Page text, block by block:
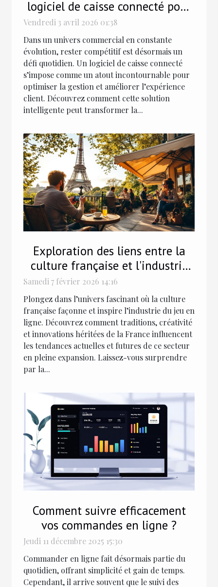
logiciel de caisse connecté pour
votre commerce
Vendredi 3 avril 2026 01:38
Dans un univers commercial en constante
évolution, rester compétitif est désormais un
défi quotidien. Un logiciel de caisse connecté
s’impose comme un atout incontournable pour
optimiser la gestion et améliorer l’expérience
client. Découvrez comment cette solution
intelligente peut transformer la...
Exploration des liens entre la
culture française et l'industrie
du jeu en ligne
Samedi 7 février 2026 14:16
Plongez dans l’univers fascinant où la culture
française façonne et inspire l’industrie du jeu en
ligne. Découvrez comment traditions, créativité
et innovations héritées de la France influencent
les tendances actuelles et futures de ce secteur
en pleine expansion. Laissez-vous surprendre
par la...
Comment suivre efficacement
vos commandes en ligne ?
Jeudi 11 décembre 2025 15:30
Commander en ligne fait désormais partie du
quotidien, offrant simplicité et gain de temps.
Cependant, il arrive souvent que le suivi des